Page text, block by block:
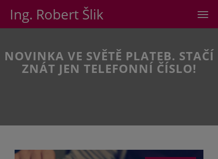
Ing. Robert Šlik
NOVINKA VE SVĚTĚ PLATEB. STAČÍ
ZNÁT JEN TELEFONNÍ ČÍSLO!